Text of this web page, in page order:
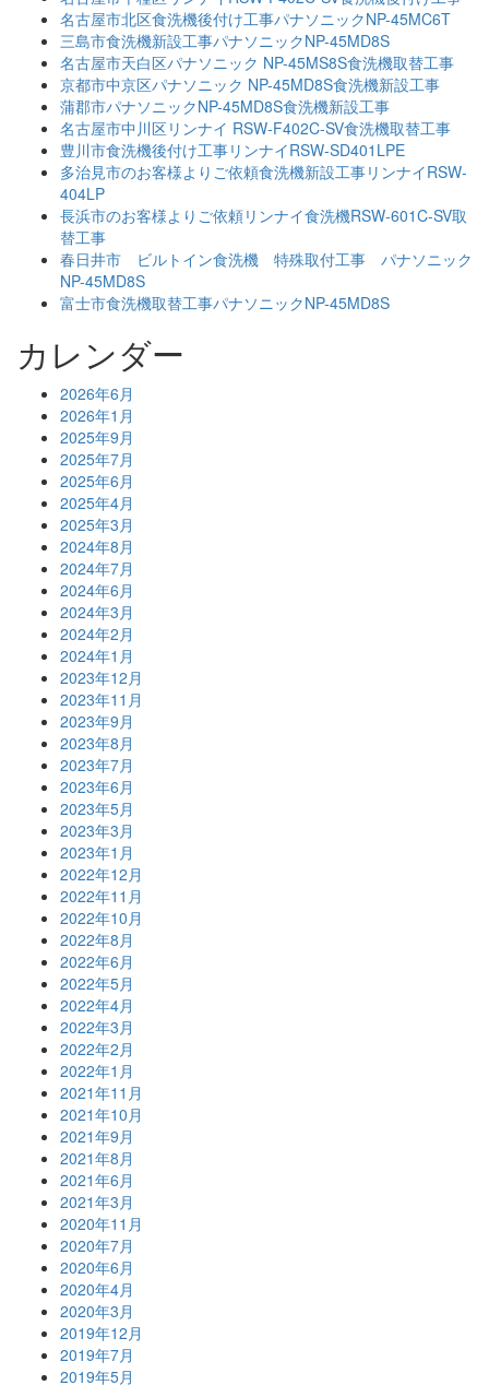
名古屋市北区食洗機後付け工事パナソニックNP-45MC6T
三島市食洗機新設工事パナソニックNP-45MD8S
名古屋市天白区パナソニック NP-45MS8S食洗機取替工事
京都市中京区パナソニック NP-45MD8S食洗機新設工事
蒲郡市パナソニックNP-45MD8S食洗機新設工事
名古屋市中川区リンナイ RSW-F402C-SV食洗機取替工事
豊川市食洗機後付け工事リンナイRSW-SD401LPE
多治見市のお客様よりご依頼食洗機新設工事リンナイRSW-
404LP
長浜市のお客様よりご依頼リンナイ食洗機RSW-601C-SV取
替工事
春日井市 ビルトイン食洗機 特殊取付工事 パナソニック
NP-45MD8S
富士市食洗機取替工事パナソニックNP-45MD8S
カレンダー
2026年6月
2026年1月
2025年9月
2025年7月
2025年6月
2025年4月
2025年3月
2024年8月
2024年7月
2024年6月
2024年3月
2024年2月
2024年1月
2023年12月
2023年11月
2023年9月
2023年8月
2023年7月
2023年6月
2023年5月
2023年3月
2023年1月
2022年12月
2022年11月
2022年10月
2022年8月
2022年6月
2022年5月
2022年4月
2022年3月
2022年2月
2022年1月
2021年11月
2021年10月
2021年9月
2021年8月
2021年6月
2021年3月
2020年11月
2020年7月
2020年6月
2020年4月
2020年3月
2019年12月
2019年7月
2019年5月